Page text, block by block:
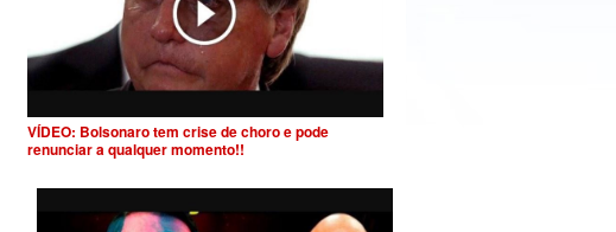
VÍDEO: Bolsonaro tem crise de choro e pode
renunciar a qualquer momento!!